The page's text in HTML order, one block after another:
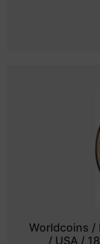
Worldcoins /
/ USA /